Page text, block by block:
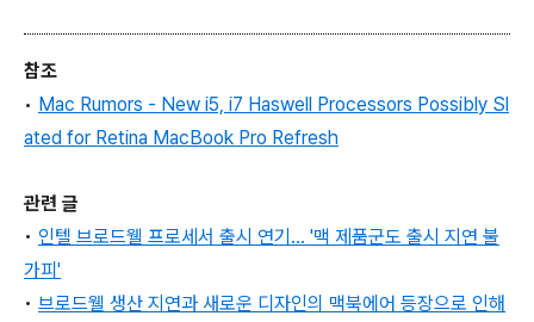
참조
• Mac Rumors - New i5, i7 Haswell Processors Possibly Sl
ated for Retina MacBook Pro Refresh
관련 글
• 인텔 브로드웰 프로세서 출시 연기... '맥 제품군도 출시 지연 불
가피'
• 브로드웰 생산 지연과 새로운 디자인의 맥북에어 등장으로 인해